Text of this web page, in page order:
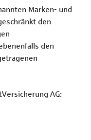
Marken- und
den
den
AG: